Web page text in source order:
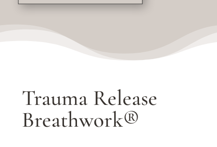
Trauma Release
Breathwork®